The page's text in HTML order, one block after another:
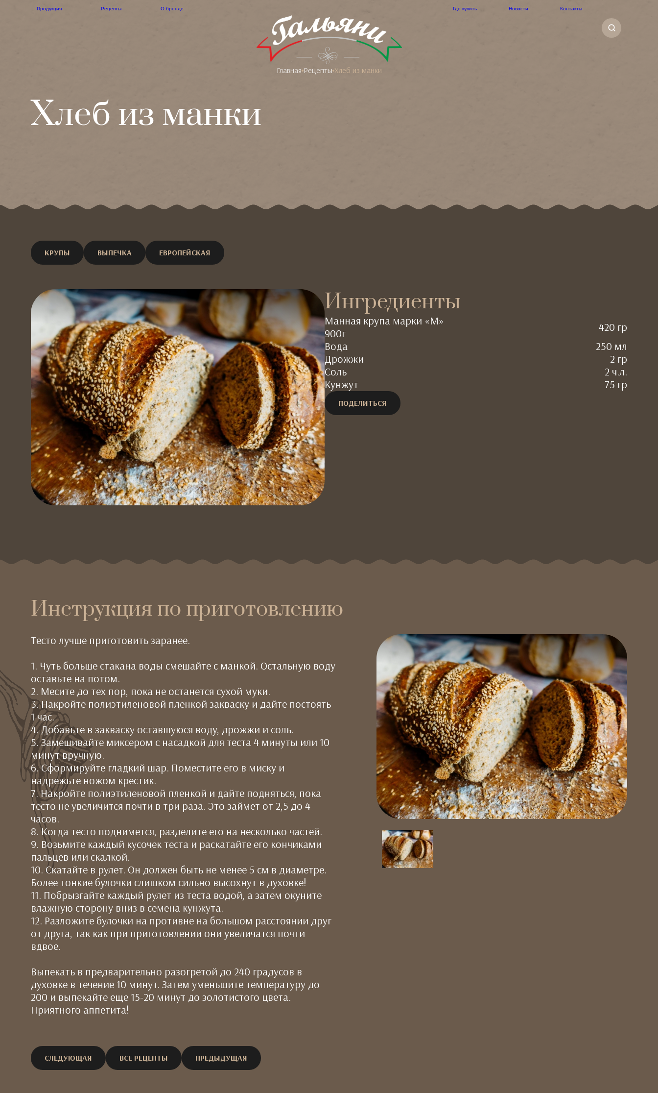
Продукция Рецепты О бренде Где купить Новости Контакты
Главная Рецепты Хлеб из манки
Хлеб из манки
КРУПЫ ВЫПЕЧКА ЕВРОПЕЙСКАЯ
Ингредиенты
Манная крупа марки «М»
900г
420 гр
Вода
250 мл
Дрожжи
2 гр
Соль
2 ч.л.
Кунжут
75 гр
ПОДЕЛИТЬСЯ
Инструкция по приготовлению
Тесто лучше приготовить заранее.
1. Чуть больше стакана воды смешайте с манкой. Остальную воду
оставьте на потом.
2. Месите до тех пор, пока не останется сухой муки.
3. Накройте полиэтиленовой пленкой закваску и дайте постоять
1 час.
4. Добавьте в закваску оставшуюся воду, дрожжи и соль.
5. Замешивайте миксером с насадкой для теста 4 минуты или 10
минут вручную.
6. Сформируйте гладкий шар. Поместите его в миску и
надрежьте ножом крестик.
7. Накройте полиэтиленовой пленкой и дайте подняться, пока
тесто не увеличится почти в три раза. Это займет от 2,5 до 4
часов.
8. Когда тесто поднимется, разделите его на несколько частей.
9. Возьмите каждый кусочек теста и раскатайте его кончиками
пальцев или скалкой.
10. Скатайте в рулет. Он должен быть не менее 5 см в диаметре.
Более тонкие булочки слишком сильно высохнут в духовке!
11. Побрызгайте каждый рулет из теста водой, а затем окуните
влажную сторону вниз в семена кунжута.
12. Разложите булочки на противне на большом расстоянии друг
от друга, так как при приготовлении они увеличатся почти
вдвое.
Выпекать в предварительно разогретой до 240 градусов в
духовке в течение 10 минут. Затем уменьшите температуру до
200 и выпекайте еще 15-20 минут до золотистого цвета.
Приятного аппетита!
СЛЕДУЮЩАЯ ВСЕ РЕЦЕПТЫ ПРЕДЫДУЩАЯ